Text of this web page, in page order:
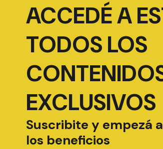
ACCEDÉ A
TODOS LOS
EXCLUSIVOS
Suscribite y empezá
los beneficios